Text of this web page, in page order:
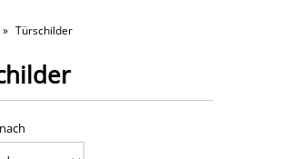
» Türschilder